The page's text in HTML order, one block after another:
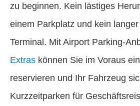
zu beginnen. Kein lästiges
einem Parkplatz und kein
Terminal. Mit Airport Parking-
Extras können Sie im Voraus
reservieren und Ihr Fahrzeug
Kurzzeitparken für